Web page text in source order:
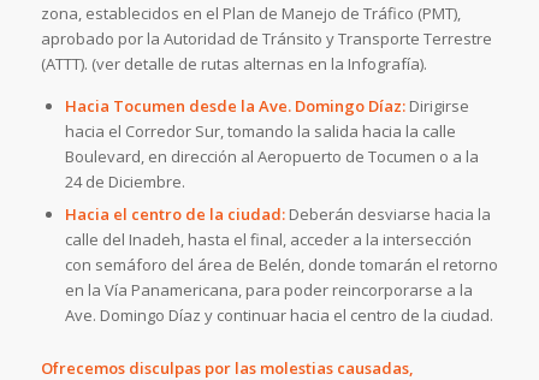
zona, establecidos en el Plan de Manejo de Tráfico (PMT),
aprobado por la Autoridad de Tránsito y Transporte Terrestre
(ATTT). (ver detalle de rutas alternas en la Infografía).
Hacia Tocumen desde la Ave. Domingo Díaz:Dirigirse
hacia el Corredor Sur, tomando la salida hacia la calle
Boulevard, en dirección al Aeropuerto de Tocumen o a la
24 de Diciembre.
Hacia el centro de la ciudad:Deberán desviarse hacia la
calle del Inadeh, hasta el final, acceder a la intersección
con semáforo del área de Belén, donde tomarán el retorno
en la Vía Panamericana, para poder reincorporarse a la
Ave. Domingo Díaz y continuar hacia el centro de la ciudad.
Ofrecemos disculpas por las molestias causadas,